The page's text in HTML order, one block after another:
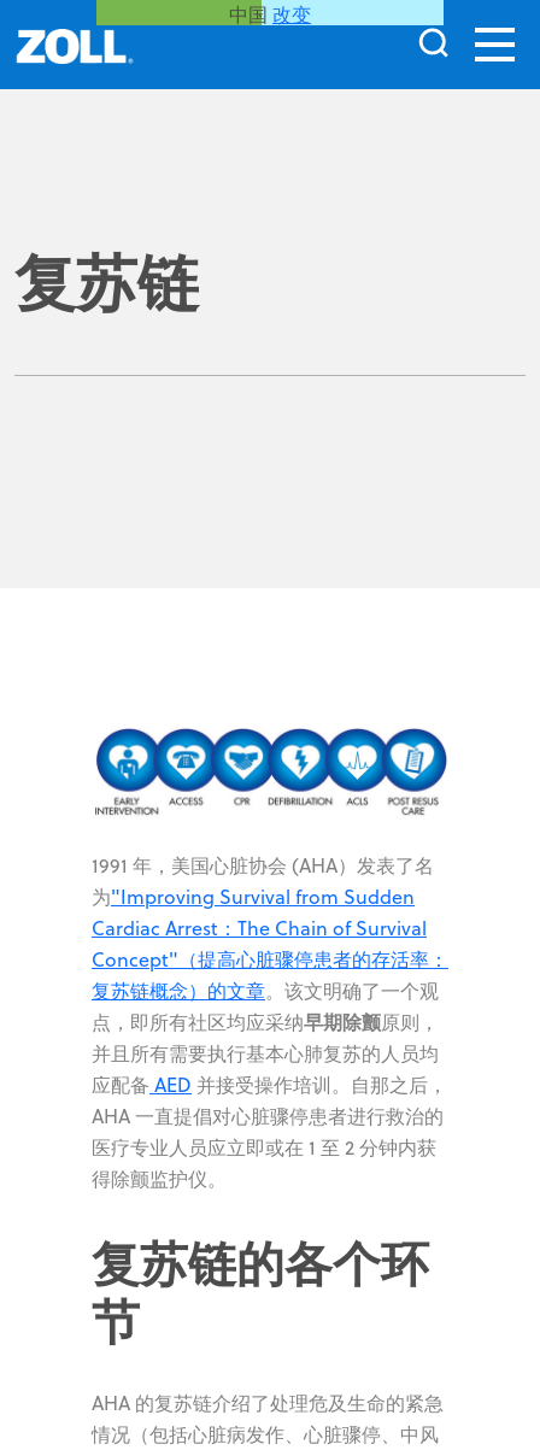
中国 改变
复苏链
1991 年，美国心脏协会 (AHA）发表了名
为"Improving Survival from Sudden
Cardiac Arrest：The Chain of Survival
Concept"（提高心脏骤停患者的存活率：
复苏链概念）的文章。该文明确了一个观
点，即所有社区均应采纳早期除颤原则，
并且所有需要执行基本心肺复苏的人员均
应配备 AED 并接受操作培训。自那之后，
AHA 一直提倡对心脏骤停患者进行救治的
医疗专业人员应立即或在 1 至 2 分钟内获
得除颤监护仪。
复苏链的各个环
节
AHA 的复苏链介绍了处理危及生命的紧急
情况（包括心脏病发作、心脏骤停、中风